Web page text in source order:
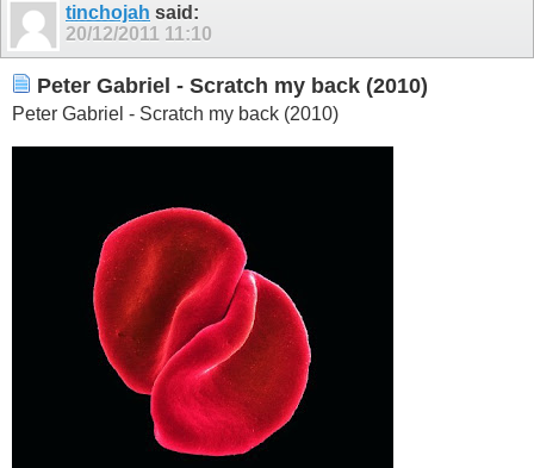
tinchojah said:
20/12/2011 11:10
Peter Gabriel - Scratch my back (2010)
Peter Gabriel - Scratch my back (2010)